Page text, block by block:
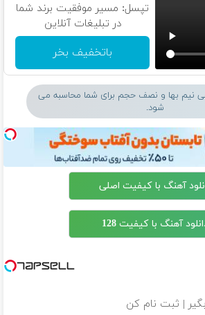
تپسل: مسیر موفقیت برند شما
در تبلیغات آنلاین
باتخفیف بخر
نیم بها و نصف حجم برای شما محاسبه می
شود.
آهنگ با کیفیت اصلی
آهنگ با کیفیت 128